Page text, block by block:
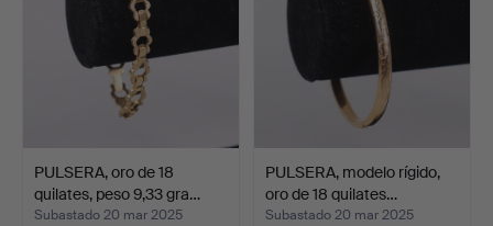
PULSERA, oro de 18
quilates, peso 9,33 gra…
Subastado 20 mar 2025
PULSERA, modelo rígido,
oro de 18 quilates…
Subastado 20 mar 2025